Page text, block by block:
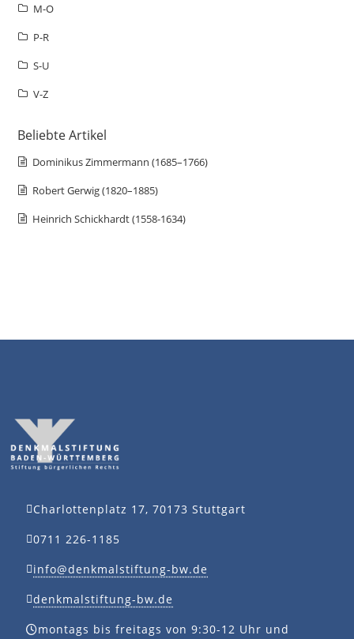
M-O
P-R
S-U
V-Z
Beliebte Artikel
Dominikus Zimmermann (1685–1766)
Robert Gerwig (1820–1885)
Heinrich Schickhardt (1558-1634)
Charlottenplatz 17, 70173 Stuttgart
0711 226-1185
info@denkmalstiftung-bw.de
denkmalstiftung-bw.de
montags bis freitags von 9:30-12 Uhr und